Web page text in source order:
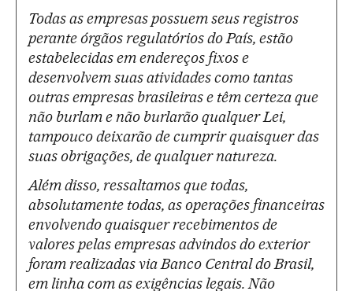
Todas as empresas possuem seus registros
perante órgãos regulatórios do País, estão
estabelecidas em endereços fixos e
desenvolvem suas atividades como tantas
outras empresas brasileiras e têm certeza que
não burlam e não burlarão qualquer Lei,
tampouco deixarão de cumprir quaisquer das
suas obrigações, de qualquer natureza.
Além disso, ressaltamos que todas,
absolutamente todas, as operações financeiras
envolvendo quaisquer recebimentos de
valores pelas empresas advindos do exterior
foram realizadas via Banco Central do Brasil,
em linha com as exigências legais. Não